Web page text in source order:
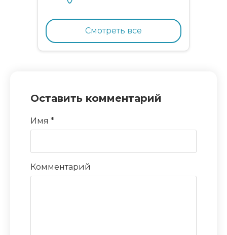
курицей и гранатом
Смотреть все
Оставить комментарий
Имя *
Комментарий